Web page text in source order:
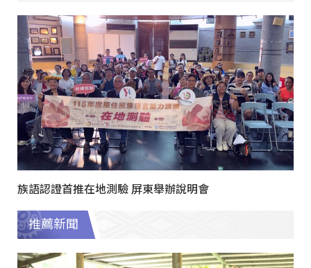
族語認證首推在地測驗 屏東舉辦說明會
推薦新聞